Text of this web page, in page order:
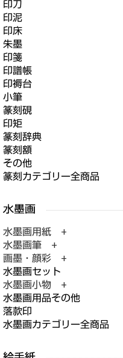
印刀
印泥
印床
朱墨
印箋
印譜帳
印褥台
小筆
篆刻硯
印矩
篆刻辞典
篆刻額
その他
篆刻カテゴリー全商品
水墨画用紙 +
水墨画筆 +
画墨・顔彩 +
水墨画セット
水墨画小物 +
水墨画用品その他
落款印
水墨画カテゴリー全商品